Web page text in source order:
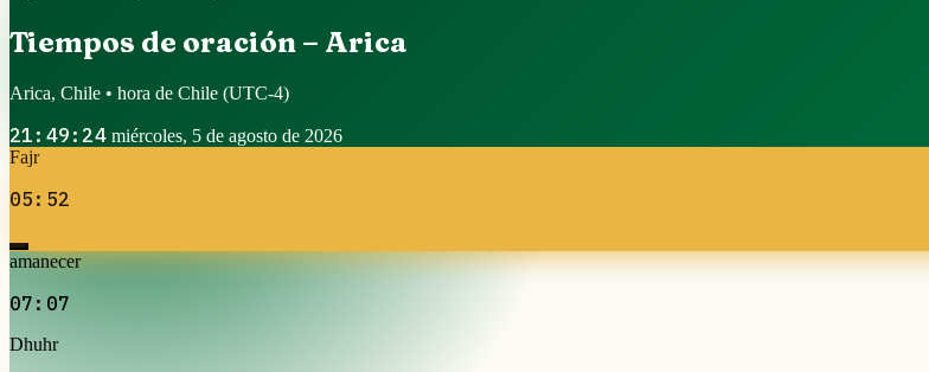
Tiempos de oración – Arica
Arica, Chile • hora de Chile (UTC-4)
21:49:25 miércoles, 5 de agosto de 2026
Fajr
05:52
amanecer
07:07
Dhuhr